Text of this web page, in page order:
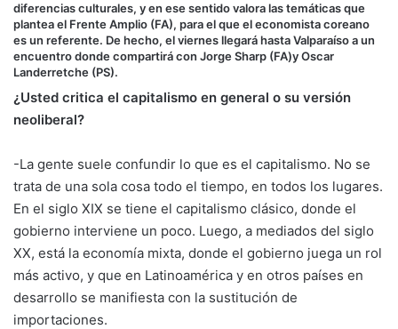
diferencias culturales, y en ese sentido valora las temáticas que
plantea el Frente Amplio (FA), para el que el economista coreano
es un referente. De hecho, el viernes llegará hasta Valparaíso a un
encuentro donde compartirá con Jorge Sharp (FA)y Oscar
Landerretche (PS).
¿Usted critica el capitalismo en general o su versión
neoliberal?
-La gente suele confundir lo que es el capitalismo. No se
trata de una sola cosa todo el tiempo, en todos los lugares.
En el siglo XIX se tiene el capitalismo clásico, donde el
gobierno interviene un poco. Luego, a mediados del siglo
XX, está la economía mixta, donde el gobierno juega un rol
más activo, y que en Latinoamérica y en otros países en
desarrollo se manifiesta con la sustitución de
importaciones.